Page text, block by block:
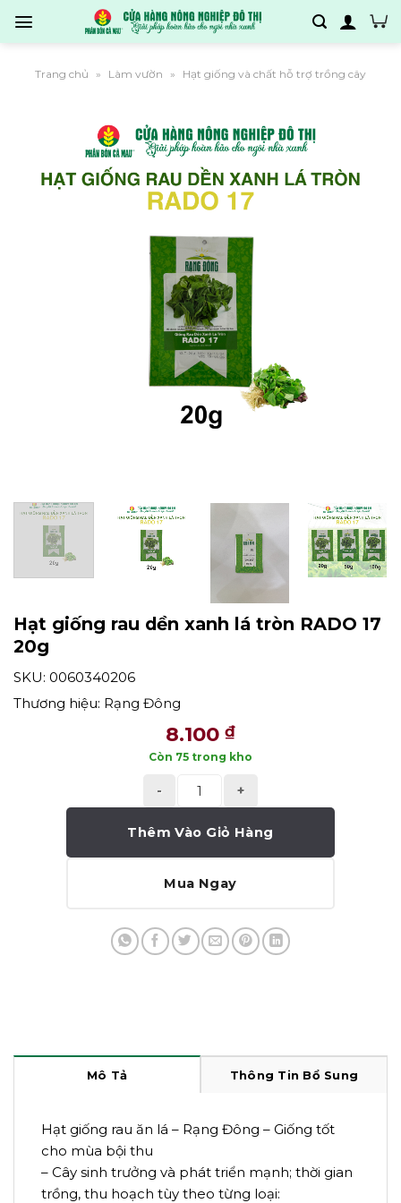
qua
Trang chủ Làm vườn Hạt giống và chất hỗ trợ trồng cây
Hạt giống rau dền xanh lá tròn RADO 17
20g
SKU: 0060340206
Thương hiệu: Rạng Đông
8.100 ₫
Còn 75 trong kho
Thêm Vào Giỏ Hàng
Mua Ngay
Mô Tả Thông Tin Bổ Sung
Hạt giống rau ăn lá – Rạng Đông – Giống tốt
cho mùa bội thu
– Cây sinh trưởng và phát triển mạnh; thời gian
trồng, thu hoạch tùy theo từng loại: